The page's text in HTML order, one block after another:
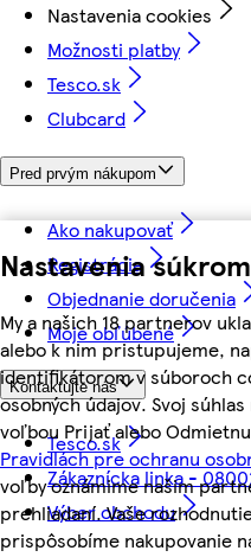
Nastavenia
My a našich 18 partnerov
alebo k nim pristupujeme,
identifikátorom v súboroch
osobných údajov. Svoj
voľbou Prijať alebo
Pravidlách pre ochranu
voľby oznámime našim
prehliadaní. Vaše
prispôsobíme nakupovanie
Nastavenia cookies
Možnosti platby
Tesco.sk
Clubcard
Pred prvým nákupom
Ako nakupovať
Registrácia
Objednanie doručenia
Moje obľúbené
Kontaktujte nás
Tesco.sk
Zákaznícka linka -
Výber obchodu